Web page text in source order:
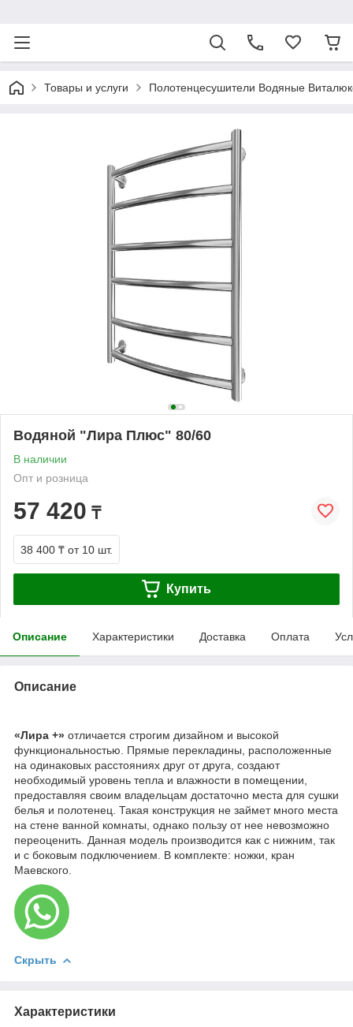
Товары и услуги Полотенцесушители Водяные
Водяной "Лира Плюс" 80/60
В наличии
Опт и розница
57 420 ₸
38 400 ₸ от 10 шт.
Купить
Описание Характеристики Доставка Оплата
Описание
«Лира +» отличается строгим дизайном и высокой
функциональностью. Прямые перекладины, расположенные
на одинаковых расстояниях друг от друга, создают
необходимый уровень тепла и влажности в помещении,
предоставляя своим владельцам достаточно места для сушки
белья и полотенец. Такая конструкция не займет много места
на стене ванной комнаты, однако пользу от нее невозможно
переоценить. Данная модель производится как с нижним, так
и с боковым подключением. В комплекте: ножки, кран
Маевского.
Скрыть
Характеристики